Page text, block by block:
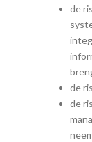
de
de
de